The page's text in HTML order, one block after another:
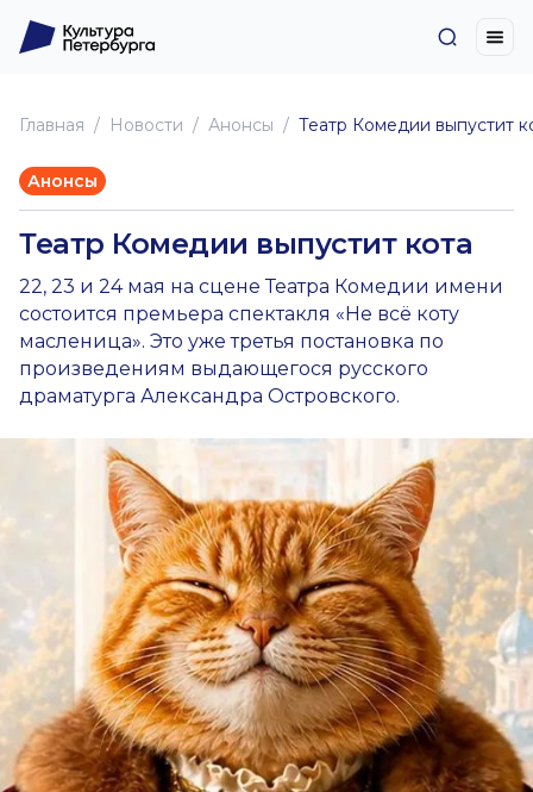
Главная Новоcти Анонсы Театр Комедии выпустит
Анонсы
Театр Комедии выпустит кота
22, 23 и 24 мая на сцене Театра Комедии имени
состоится премьера спектакля «Не всё коту
масленица». Это уже третья постановка по
произведениям выдающегося русского
драматурга Александра Островского.